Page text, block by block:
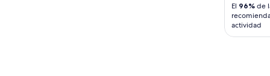
El 96% de
actividad